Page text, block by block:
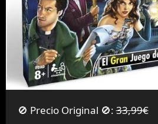
🚫 Precio Original 🚫:33,99€